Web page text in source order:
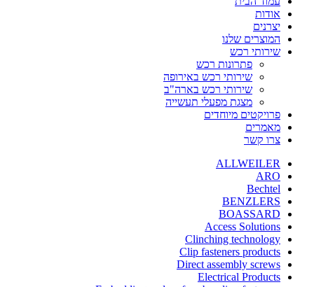
אודות
יצרנים
המוצרים שלנו
שירותי רכש
פתרונות רכש
שירותי רכש באירופה
שירותי רכש בארה"ב
מצגת מפעלי תעשייה
פרויקטים מיוחדים
מאמרים
צרו קשר
ALLWEILER
ARO
Bechtel
BENZLERS
BOASSARD
Access Solutions
Clinching technology
Clip fasteners products
Direct assembly screws
Electrical Products